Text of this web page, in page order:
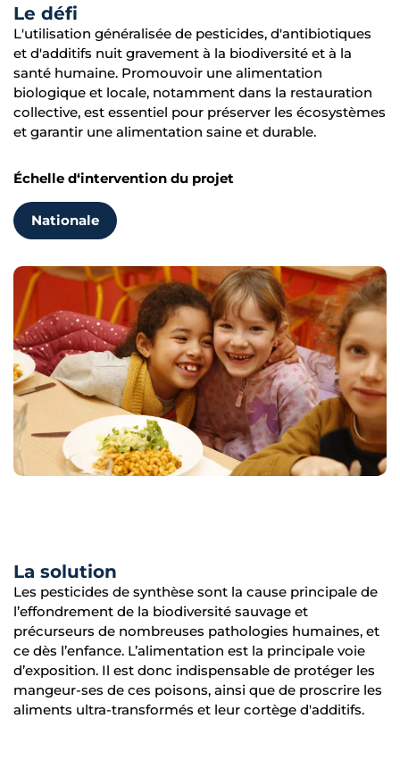
Le défi
L'utilisation généralisée de pesticides, d'antibiotiques
et d'additifs nuit gravement à la biodiversité et à la
santé humaine. Promouvoir une alimentation
biologique et locale, notamment dans la restauration
collective, est essentiel pour préserver les écosystèmes
et garantir une alimentation saine et durable.
Échelle d‘intervention du projet
Nationale
La solution
Les pesticides de synthèse sont la cause principale de
l’effondrement de la biodiversité sauvage et
précurseurs de nombreuses pathologies humaines, et
ce dès l’enfance. L’alimentation est la principale voie
d’exposition. Il est donc indispensable de protéger les
mangeur-ses de ces poisons, ainsi que de proscrire les
aliments ultra-transformés et leur cortège d'additifs.